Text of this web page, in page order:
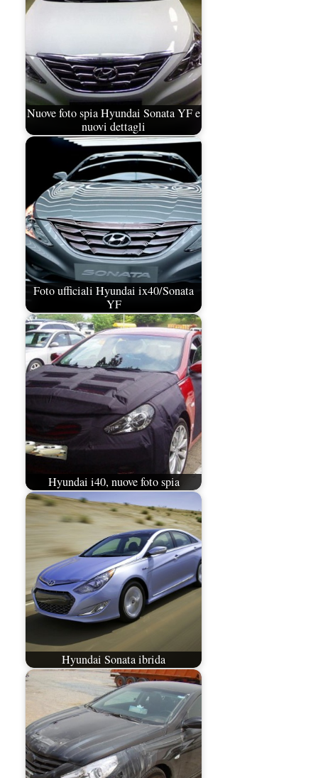
Nuove foto spia Hyundai Sonata YF e
nuovi dettagli
Foto ufficiali Hyundai ix40/Sonata
YF
Hyundai i40, nuove foto spia
Hyundai Sonata ibrida